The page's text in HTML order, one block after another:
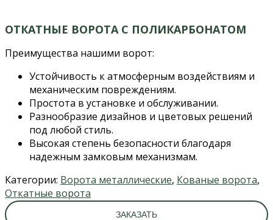
ОТКАТНЫЕ ВОРОТА С ПОЛИКАРБОНАТОМ
Преимущества нашими ворот:
Устойчивость к атмосферным воздействиям и
механическим повреждениям.
Простота в установке и обслуживании.
Разнообразие дизайнов и цветовых решений
под любой стиль.
Высокая степень безопасности благодаря
надежным замковым механизмам.
Категории: Ворота металлические, Кованые ворота,
Откатные ворота
ЗАКАЗАТЬ